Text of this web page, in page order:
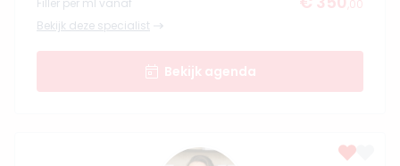
,00
Bekijk deze specialist
Bekijk agenda